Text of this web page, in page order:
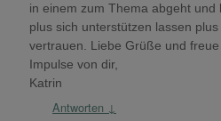
in einem zum Thema abgeht und
plus sich unterstützen lassen
vertrauen. Liebe Grüße und
Impulse von dir,
Katrin
Antworten ↓